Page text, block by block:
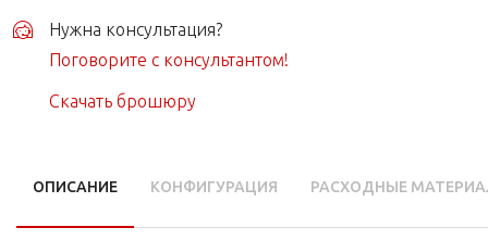
Нужна консультация?
Поговорите с консультантом!
Скачать брошюру
ОПИСАНИЕ КОНФИГУРАЦИЯ РАСХОДНЫЕ